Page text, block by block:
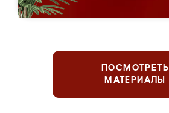
ПОСМОТРЕТЬ
МАТЕРИАЛЫ